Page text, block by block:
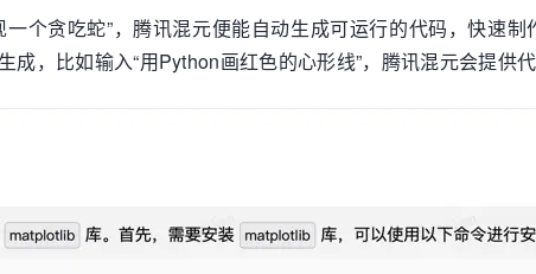
个贪吃蛇”，腾讯混元便能自动生成可运行的代码，快速
，比如输入“用Python画红色的心形线”，腾讯混元会提供